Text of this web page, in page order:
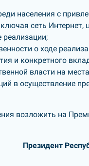
населения с
сеть Интернет,
о ходе
и конкретного
власти на
в осуществление
возложить на
Президент